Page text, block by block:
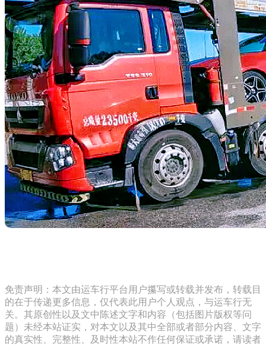
免责声明：本文由运车行平台用户攥写或转载并发布，转载目
的在于传递更多信息，仅代表此用户个人观点，与运车行无
关。其原创性以及文中陈述文字和内容（包括图片版权等问
题）未经本站证实，对本文以及其中全部或者部分内容、文字
的真实性、完整性、及时性本站不作任何保证或承诺，请读者